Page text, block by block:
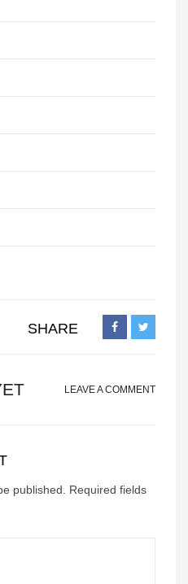
SHARE
LEAVE A COMMENT
published.
Required fields